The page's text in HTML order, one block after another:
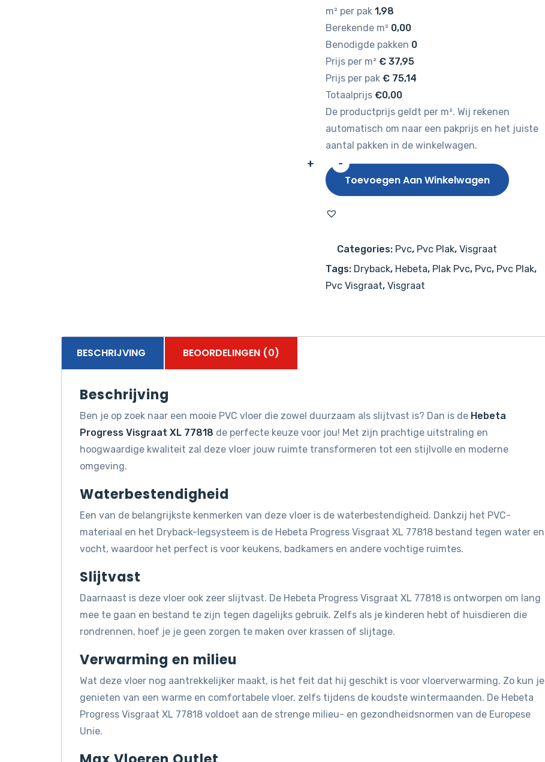
m² per pak 1,98
Berekende m² 0,00
Benodigde pakken 0
Prijs per m² €37,95
Prijs per pak €75,14
Totaalprijs €0,00
De productprijs geldt per m². Wij rekenen
automatisch om naar een pakprijs en het juiste
aantal pakken in de winkelwagen.
-
Hebeta
Progress
XL
aantal
+
Toevoegen Aan Winkelwagen
Categories: Pvc, Pvc Plak, Visgraat
Tags: Dryback, Hebeta, Plak Pvc, Pvc, Pvc Plak,
Pvc Visgraat, Visgraat
BESCHRIJVING BEOORDELINGEN (0)
Beschrijving
Ben je op zoek naar een mooie PVC vloer die zowel duurzaam als slijtvast is? Dan is de Hebeta
Progress Visgraat XL 77818 de perfecte keuze voor jou! Met zijn prachtige uitstraling en
hoogwaardige kwaliteit zal deze vloer jouw ruimte transformeren tot een stijlvolle en moderne
omgeving.
Waterbestendigheid
Een van de belangrijkste kenmerken van deze vloer is de waterbestendigheid. Dankzij het PVC-
materiaal en het Dryback-legsysteem is de Hebeta Progress Visgraat XL 77818 bestand tegen water en
vocht, waardoor het perfect is voor keukens, badkamers en andere vochtige ruimtes.
Slijtvast
Daarnaast is deze vloer ook zeer slijtvast. De Hebeta Progress Visgraat XL 77818 is ontworpen om lang
mee te gaan en bestand te zijn tegen dagelijks gebruik. Zelfs als je kinderen hebt of huisdieren die
rondrennen, hoef je je geen zorgen te maken over krassen of slijtage.
Verwarming en milieu
Wat deze vloer nog aantrekkelijker maakt, is het feit dat hij geschikt is voor vloerverwarming. Zo kun je
genieten van een warme en comfortabele vloer, zelfs tijdens de koudste wintermaanden. De Hebeta
Progress Visgraat XL 77818 voldoet aan de strenge milieu- en gezondheidsnormen van de Europese
Unie.